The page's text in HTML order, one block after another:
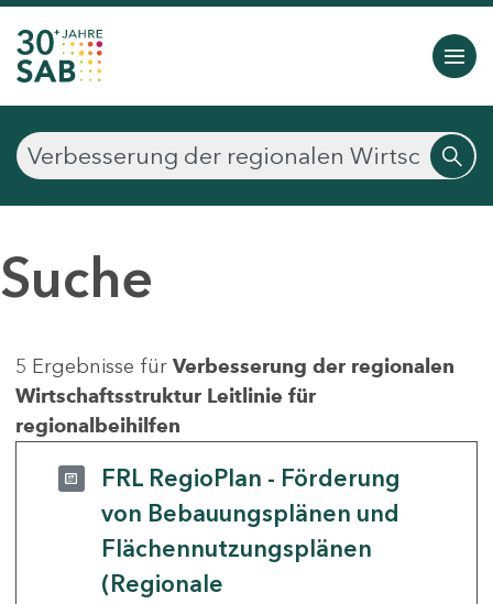
Suche
5 Ergebnisse für Verbesserung der regionalen
Wirtschaftsstruktur Leitlinie für
regionalbeihilfen
FRL RegioPlan - Förderung
von Bebauungsplänen und
Flächennutzungsplänen
(Regionale